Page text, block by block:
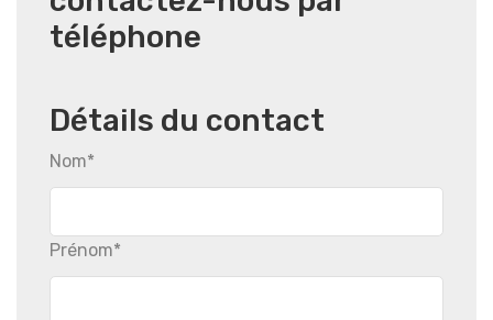
téléphone
Détails du contact
Nom*
Prénom*